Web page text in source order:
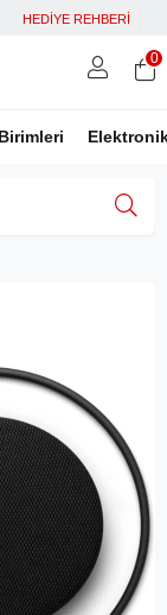
HEDİYE REHBERİ
Bağlan
0